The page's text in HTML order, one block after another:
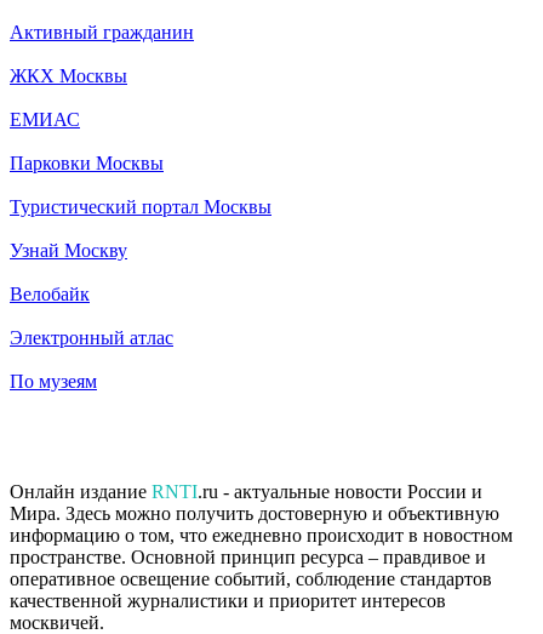
Активный гражданин
ЖКХ Москвы
ЕМИАС
Парковки Москвы
Туристический портал Москвы
Узнай Москву
Велобайк
Электронный атлас
По музеям
Онлайн издание RNTI.ru - актуальные новости России и
Мира. Здесь можно получить достоверную и объективную
информацию о том, что ежедневно происходит в новостном
пространстве. Основной принцип ресурса – правдивое и
оперативное освещение событий, соблюдение стандартов
качественной журналистики и приоритет интересов
москвичей.